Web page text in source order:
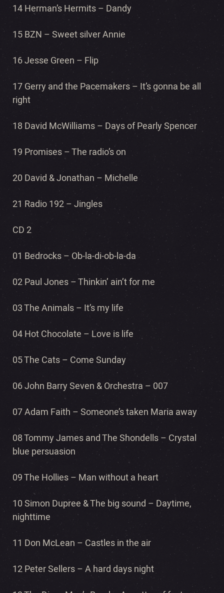
14 Herman’s Hermits – Dandy
15 BZN – Sweet silver Annie
16 Jesse Green – Flip
17 Gerry and the Pacemakers – It’s gonna be all
right
18 David McWilliams – Days of Pearly Spencer
19 Promises – The radio’s on
20 David & Jonathan – Michelle
21 Radio 192 – Jingles
CD 2
01 Bedrocks – Ob-la-di-ob-la-da
02 Paul Jones – Thinkin’ ain’t for me
03 The Animals – It’s my life
04 Hot Chocolate – Love is life
05 The Cats – Come Sunday
06 John Barry Seven & Orchestra – 007
07 Adam Faith – Someone’s taken Maria away
08 Tommy James and The Shondells – Crystal
blue persuasion
09 The Hollies – Man without a heart
10 Simon Dupree & The big sound – Daytime,
nighttime
11 Don McLean – Castles in the air
12 Peter Sellers – A hard days night